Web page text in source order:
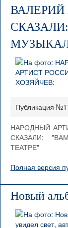
Публикация
НАРОДНЫЙ
СКАЗАЛИ:
ТЕАТРЕ"
Полная версия
Новый